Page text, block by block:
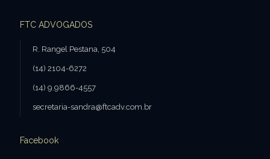
FTC ADVOGADOS
R. Rangel Pestana, 504
(14) 2104-6272
(14) 9.9866-4557
secretaria-sandra@ftcadv.com.br
Facebook